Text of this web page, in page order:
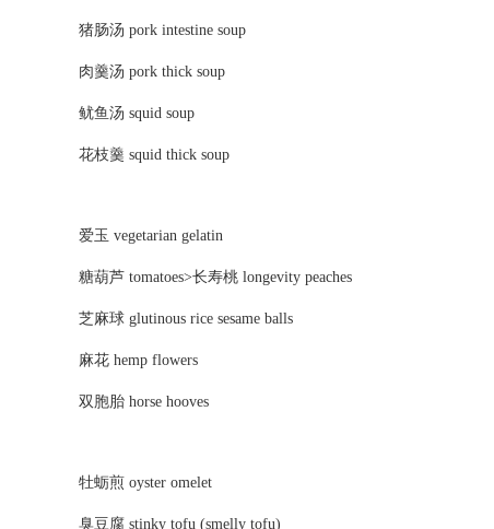
猪肠汤 pork intestine soup
肉羹汤 pork thick soup
鱿鱼汤 squid soup
花枝羹 squid thick soup
爱玉 vegetarian gelatin
糖葫芦 tomatoes>长寿桃 longevity peaches
芝麻球 glutinous rice sesame balls
麻花 hemp flowers
双胞胎 horse hooves
牡蛎煎 oyster omelet
臭豆腐 stinky tofu (smelly tofu)